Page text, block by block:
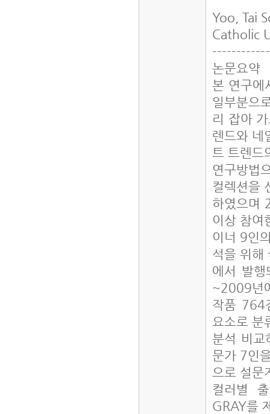
Yoo, Tai
Catholic
논문요약
본 연구에
일부분으
리 잡아
렌드와 네
트 트렌드
연구방법
컬렉션을
하였으며
이상 참여
이너 9인
석을 위해
에서 발
~2009년
작품 764
요소로 분
분석 비교
문가 7인
으로 설문
컬러별
GRAY를